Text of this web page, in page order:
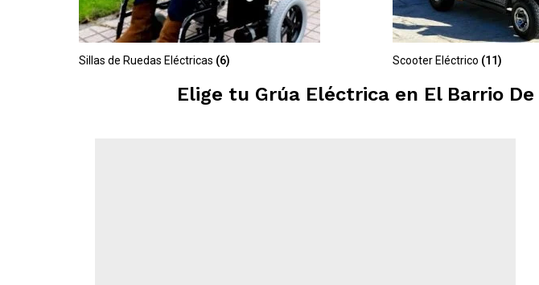
Sillas de Ruedas Eléctricas (6) Scooter Eléctrico (11)
Elige tu Grúa Eléctrica en El Barrio